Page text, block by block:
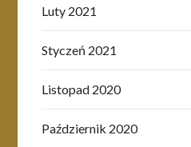
Luty 2021
Styczeń 2021
Listopad 2020
Październik 2020